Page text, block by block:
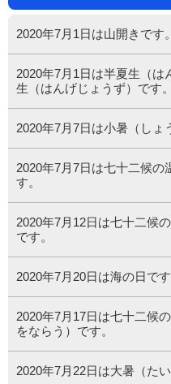
2020年7月1日は山開きです。
2020年7月1日は半夏生（
生（はんげじょうず）です。
2020年7月7日は小暑（しょ
2020年7月7日は七十二候
す。
2020年7月12日は七十二候
です。
2020年7月20日は海の日です
2020年7月17日は七十二候
をならう）です。
2020年7月22日は大暑（たい